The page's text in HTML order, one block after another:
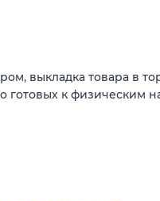
выкладка товара в
готовых к физическим